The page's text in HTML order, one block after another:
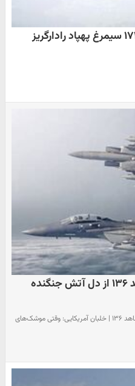
ناوگان محرمانه پهپاد شاهد ۱۷۱ سیمرغ پهپاد رادارگریز
سالم بیرون آمدن پهپاد شاهد ۱۳۶ از دل آتش جنگنده
ناتوانی جنگنده F۱۶ آمریکا در انهدام پهپاد شاهد ۱۳۶ | خلبان آمریکایی: وقتی موشک‌های